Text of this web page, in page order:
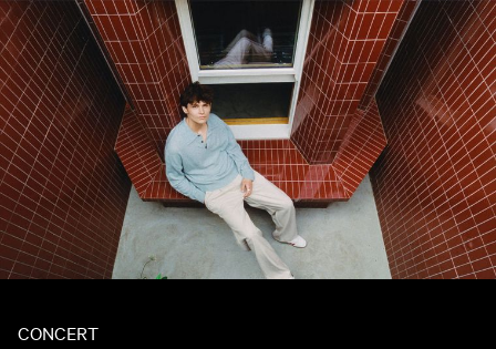
CONCERT